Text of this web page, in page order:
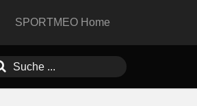
SPORTMEO Home